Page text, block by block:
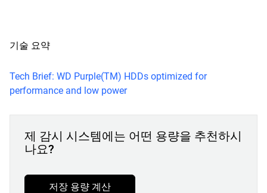
기술 요약
Tech Brief: WD Purple(TM) HDDs optimized for
performance and low power
제 감시 시스템에는 어떤 용량을 추천하시
나요?
저장 용량 계산